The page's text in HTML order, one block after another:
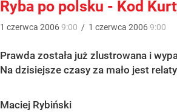
Ryba po polsku - Kod
1 czerwca 20069:00 / 1 czerwca 20069:00
Prawda została już zlustrowana i
Na dzisiejsze czasy za mało jest
Maciej Rybiński